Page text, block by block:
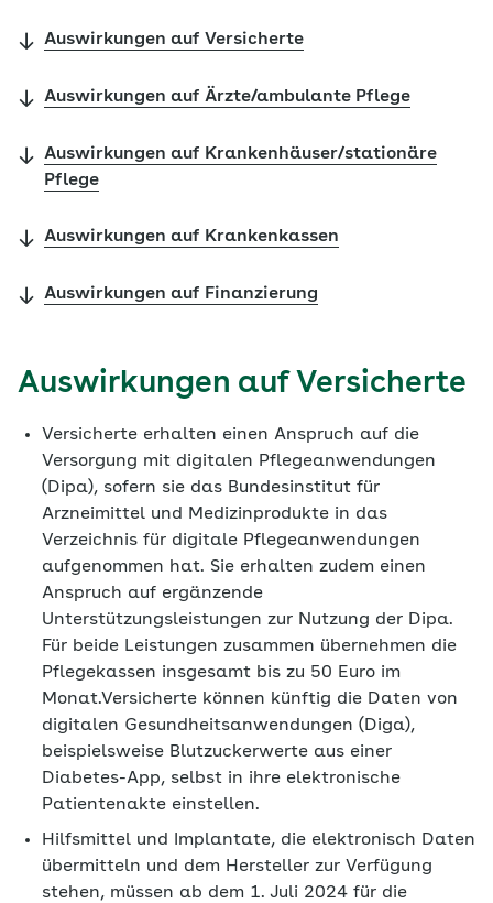
Auswirkungen auf Versicherte
Auswirkungen auf Ärzte/ambulante Pflege
Auswirkungen auf Krankenhäuser/stationäre
Pflege
Auswirkungen auf Krankenkassen
Auswirkungen auf Finanzierung
Auswirkungen auf Versicherte
Versicherte erhalten einen Anspruch auf die
Versorgung mit digitalen Pflegeanwendungen
(Dipa), sofern sie das Bundesinstitut für
Arzneimittel und Medizinprodukte in das
Verzeichnis für digitale Pflegeanwendungen
aufgenommen hat. Sie erhalten zudem einen
Anspruch auf ergänzende
Unterstützungsleistungen zur Nutzung der Dipa.
Für beide Leistungen zusammen übernehmen die
Pflegekassen insgesamt bis zu 50 Euro im
Monat.Versicherte können künftig die Daten von
digitalen Gesundheitsanwendungen (Diga),
beispielsweise Blutzuckerwerte aus einer
Diabetes-App, selbst in ihre elektronische
Patientenakte einstellen.
Hilfsmittel und Implantate, die elektronisch Daten
übermitteln und dem Hersteller zur Verfügung
stehen, müssen ab dem 1. Juli 2024 für die